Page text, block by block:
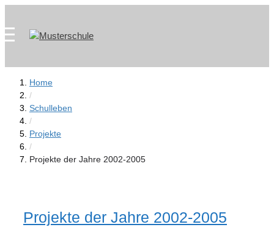
springen
content
Home
/
Schulleben
/
Projekte
/
Projekte der Jahre 2002-2005
Projekte der Jahre 2002-2005